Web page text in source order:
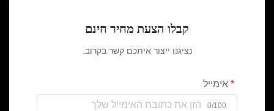
קבלו הצעת מחיר חינם
נציגנו ייצור איתכם קשר בקרוב.
אימייל
0/100